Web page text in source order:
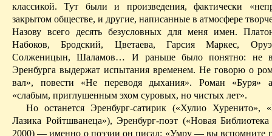
классикой. Тут были и произведения, фактически
закрытом обществе, и другие, написанные в атмосфере
Назову всего десять безусловных для меня имен.
Набоков, Бродский, Цветаева, Гарсия Маркес,
Солженицын, Шаламов… И раньше было понятно: не
Эренбурга выдержат испытания временем. Не говорю о
вал», повести «Не переводя дыхания». Роман «Буря»
«слабым, приглушенным эхом суровых, но чистых лет».
Но останется Эренбург-сатирик («Хулио Хуренито»,
Лазика Ройтшванеца»), Эренбург-поэт («Новая
2000) — именно о поэзии он писал: «Умру — вы вспомните